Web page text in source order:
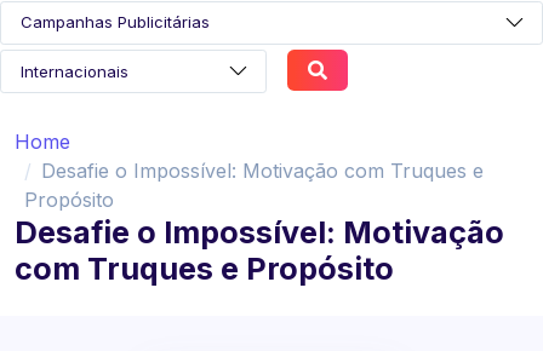
Home
Desafie o Impossível: Motivação com Truques e
Propósito
Desafie o Impossível: Motivação
com Truques e Propósito